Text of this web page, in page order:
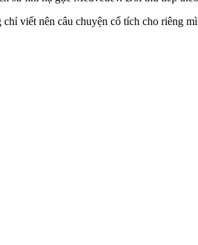
viết nên câu chuyện cổ tích cho riêng